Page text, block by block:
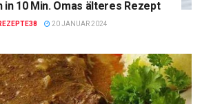
in 10 Min. Omas älteres Rezept
20 JANUAR 2024